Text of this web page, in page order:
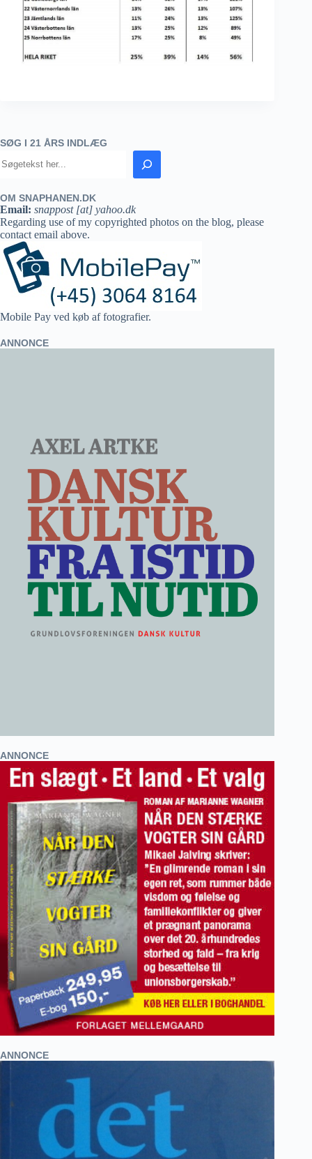
SØG I 21 ÅRS INDLÆG
OM SNAPHANEN.DK
Email: snappost [at] yahoo.dk
Regarding use of my copyrighted photos on the blog, please
contact email above.
Mobile Pay ved køb af fotografier.
ANNONCE
ANNONCE
ANNONCE